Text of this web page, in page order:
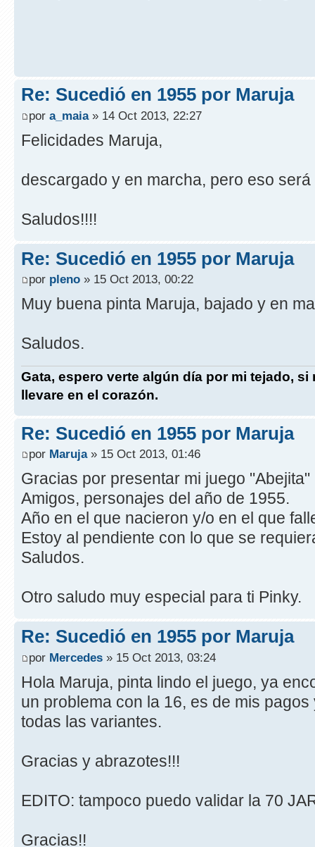
Re: Sucedió en 1955 por Maruja
por a_maia» 14 Oct 2013, 22:27
Felicidades Maruja,
descargado y en marcha, pero eso será
Saludos!!!!
Re: Sucedió en 1955 por Maruja
por pleno » 15 Oct 2013, 00:22
Muy buena pinta Maruja, bajado y en
Saludos.
Gata, espero verte algún día por mi tejado,
llevare en el corazón.
Re: Sucedió en 1955 por Maruja
por Maruja» 15 Oct 2013, 01:46
Gracias por presentar mi juego "Abejita"
Amigos, personajes del año de 1955.
Año en el que nacieron y/o en el que
Estoy al pendiente con lo que se
Saludos.
Otro saludo muy especial para ti Pinky.
Re: Sucedió en 1955 por Maruja
por Mercedes » 15 Oct 2013, 03:24
Hola Maruja, pinta lindo el juego, ya
un problema con la 16, es de mis
todas las variantes.
Gracias y abrazotes!!!
EDITO: tampoco puedo validar la 70
Gracias!!